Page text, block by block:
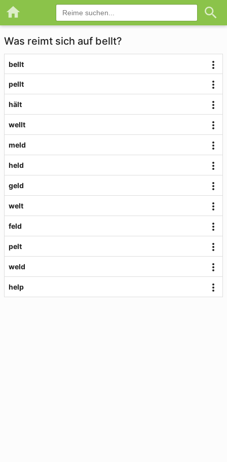
Was reimt sich auf bellt?
bellt
pellt
hält
wellt
meld
held
geld
welt
feld
pelt
weld
help